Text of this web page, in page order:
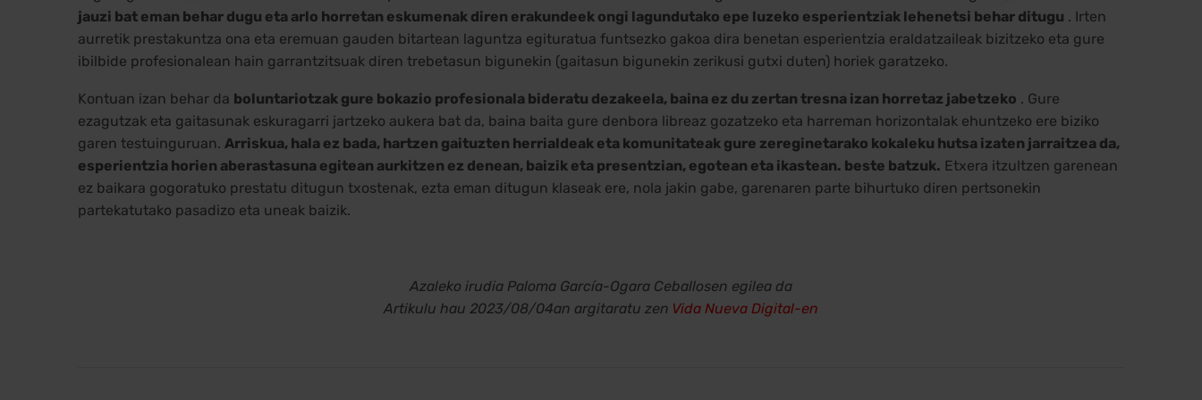
jauzi bat eman behar dugu eta arlo horretan eskumenak diren erakundeek ongi lagundutako epe luzeko esperientziak lehenetsi behar ditugu . Irten
aurretik prestakuntza ona eta eremuan gauden bitartean laguntza egituratua funtsezko gakoa dira benetan esperientzia eraldatzaileak bizitzeko eta gure
ibilbide profesionalean hain garrantzitsuak diren trebetasun bigunekin (gaitasun bigunekin zerikusi gutxi duten) horiek garatzeko.
Kontuan izan behar da boluntariotzak gure bokazio profesionala bideratu dezakeela, baina ez du zertan tresna izan horretaz jabetzeko . Gure
ezagutzak eta gaitasunak eskuragarri jartzeko aukera bat da, baina baita gure denbora libreaz gozatzeko eta harreman horizontalak ehuntzeko ere biziko
garen testuinguruan. Arriskua, hala ez bada, hartzen gaituzten herrialdeak eta komunitateak gure zereginetarako kokaleku hutsa izaten jarraitzea da,
esperientzia horien aberastasuna egitean aurkitzen ez denean, baizik eta presentzian, egotean eta ikastean. beste batzuk. Etxera itzultzen garenean
ez baikara gogoratuko prestatu ditugun txostenak, ezta eman ditugun klaseak ere, nola jakin gabe, garenaren parte bihurtuko diren pertsonekin
partekatutako pasadizo eta uneak baizik.
Azaleko irudia Paloma García-Ogara Ceballosen egilea da
Artikulu hau 2023/08/04an argitaratu zen Vida Nueva Digital-en